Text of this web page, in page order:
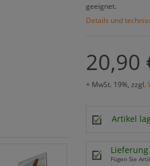
geeignet.
Details und
20,90
+ MwSt. 19%, zzgl.
Artikel
Lieferung
Fügen Sie